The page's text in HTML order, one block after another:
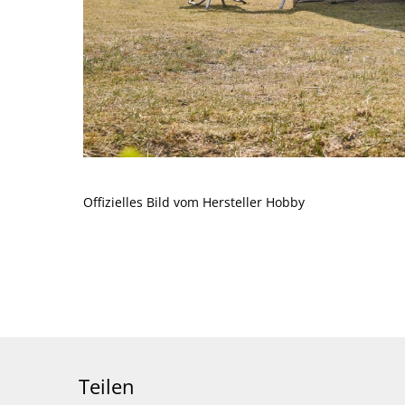
Offizielles Bild vom Hersteller Hobby
Teilen